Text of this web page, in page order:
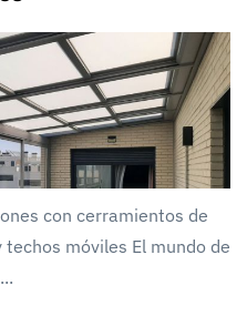
con cerramientos de
móviles El mundo de